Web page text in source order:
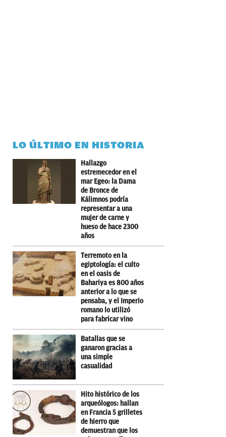
LO ÚLTIMO EN HISTORIA
Hallazgo
estremecedor en el
mar Egeo: la Dama
de Bronce de
Kálimnos podría
representar a una
mujer de carne y
hueso de hace 2300
años
Terremoto en la
egiptología: el culto
en el oasis de
Bahariya es 800 años
anterior a lo que se
pensaba, y el Imperio
romano lo utilizó
para fabricar vino
Batallas que se
ganaron gracias a
una simple
casualidad
Hito histórico de los
arqueólogos: hallan
en Francia 5 grilletes
de hierro que
demuestran que los